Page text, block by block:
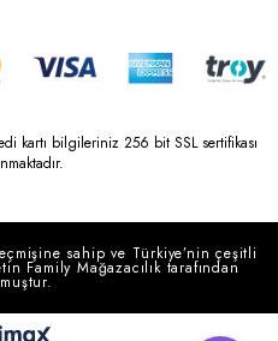
kartı bilgileriniz 256 bit SSL sertifikası
sahip ve Türkiye’nin çeşitli
Family Mağazacılık tarafından